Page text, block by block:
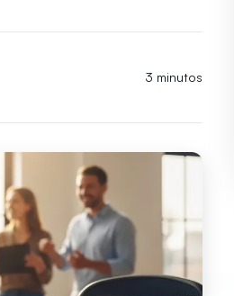
3 minutos